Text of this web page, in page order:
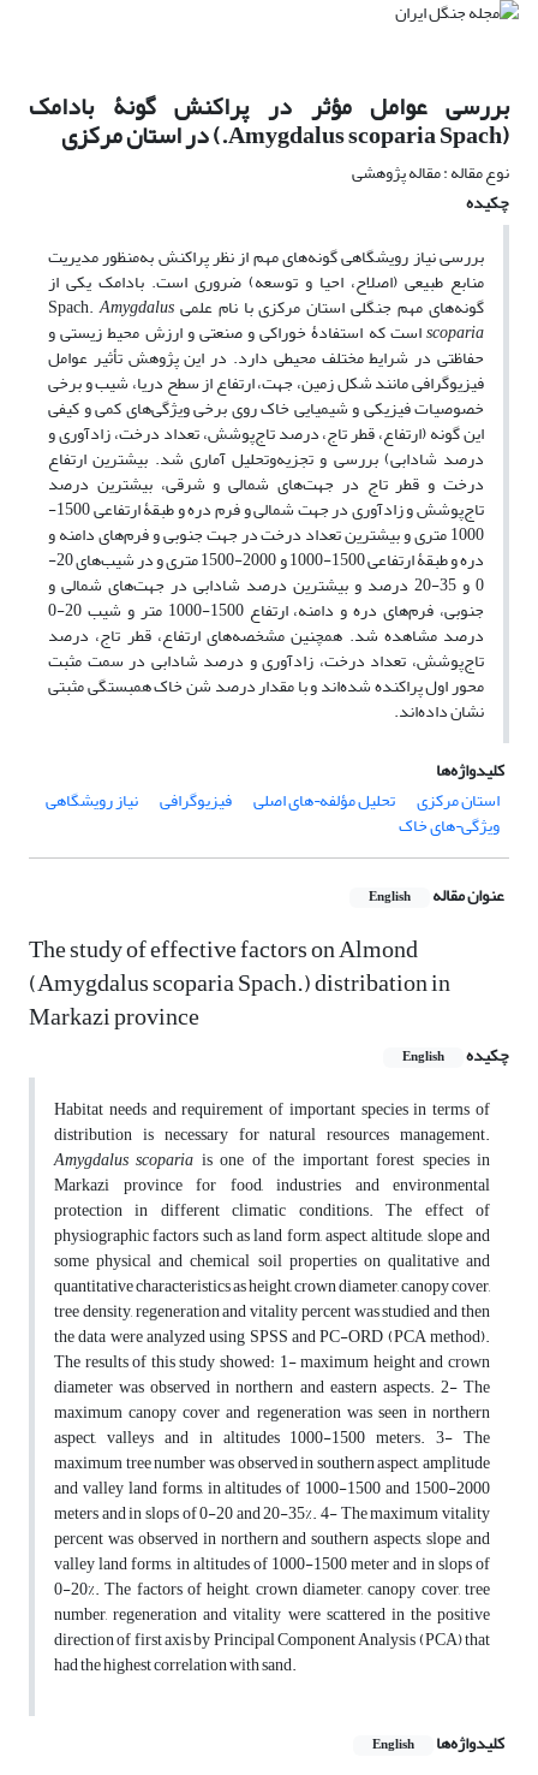
بررسی عوامل مؤثر در پراکنش گونۀ بادامک
(Amygdalus scoparia Spach.) در استان مرکزی
نوع مقاله : مقاله پژوهشی
چکیده
بررسی نیاز رویشگاهی گونه‌های مهم از نظر پراکنش به‌منظور مدیریت
منابع طبیعی (اصلاح، احیا و توسعه) ضروری است. بادامک یکی از
گونه‌های مهم جنگلی استان مرکزی با نام علمی Spach.Amygdalus
scopariaاست که استفادۀ خوراکی و صنعتی و ارزش محیط زیستی‌ و
حفاظتی در شرایط مختلف محیطی دارد. در این پژوهش تأثیر عوامل
فیزیوگرافی مانند شکل زمین، جهت، ارتفاع از سطح دریا، شیب و برخی
خصوصیات فیزیکی و شیمیایی خاک روی برخی ویژگی‌های کمی و کیفی
این گونه (ارتفاع، قطر تاج، درصد تاج‌پوشش، تعداد درخت، زادآوری و
درصد شادابی) بررسی و تجزیه‌وتحلیل آماری شد. بیشترین ارتفاع
درخت و قطر تاج در جهت‌های شمالی و شرقی، بیشترین درصد
تاج‌پوشش و زادآوری در جهت شمالی و فرم دره و طبقۀ ارتفاعی 1500-
1000 متری و بیشترین تعداد درخت در جهت جنوبی و فرم‌های دامنه و
دره و طبقۀ ارتفاعی 1500-1000 و 2000-1500 متری و در شیب‌های 20-
0 و 35-20 درصد و بیشترین درصد شادابی در جهت‌های شمالی و
جنوبی، فرم‌های دره و دامنه، ارتفاع 1500-1000 متر و شیب 20-0
درصد مشاهده شد. همچنین مشخصه‌های ارتفاع، قطر تاج، درصد
تاج‌پوشش، تعداد درخت، زادآوری و درصد شادابی در سمت مثبت
محور اول پراکنده شده‌اند و با مقدار درصد شن خاک همبستگی مثبتی
نشان داده‌اند.
کلیدواژه‌ها
استان مرکزی
تحلیل مؤلفه¬های اصلی فیزیوگرافی نیاز رویشگاهی
ویژگی¬های خاک
عنوان مقاله English
The study of effective factors on Almond
(Amygdalus scoparia Spach.) distribation in
Markazi province
چکیده English
Habitat needs and requirement of important species in terms of
distribution is necessary for natural resources management.
Amygdalus scoparia is one of the important forest species in
Markazi province for food, industries and environmental
protection in different climatic conditions. The effect of
physiographic factors such as land form, aspect, altitude, slope and
some physical and chemical soil properties on qualitative and
quantitative characteristics as height, crown diameter, canopy cover,
tree density, regeneration and vitality percent was studied and then
the data were analyzed using SPSS and PC-ORD (PCA method).
The results of this study showed: 1- maximum height and crown
diameter was observed in northern and eastern aspects. 2- The
maximum canopy cover and regeneration was seen in northern
aspect, valleys and in altitudes 1000-1500 meters. 3- The
maximum tree number was observed in southern aspect, amplitude
and valley land forms, in altitudes of 1000-1500 and 1500-2000
meters and in slops of 0-20 and 20-35%. 4- The maximum vitality
percent was observed in northern and southern aspects, slope and
valley land forms, in altitudes of 1000-1500 meter and in slops of
0-20%. The factors of height, crown diameter, canopy cover, tree
number, regeneration and vitality were scattered in the positive
direction of first axis by Principal Component Analysis (PCA) that
had the highest correlation with sand.
کلیدواژه‌ها English